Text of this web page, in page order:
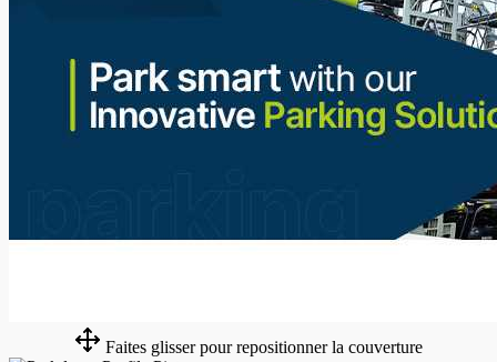
Faites glisser pour repositionner la couverture